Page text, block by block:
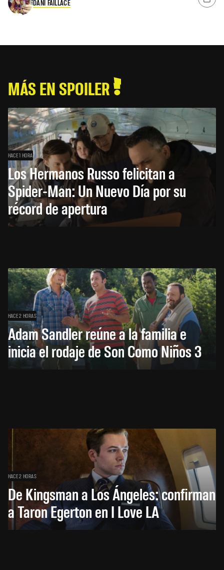
DANI FAILLACE
MÁS EN SPOILER
HACE 1 HORA
Los Hermanos Russo felicitan a
Spider-Man: Un Nuevo Día por su
récord de apertura
HACE 2 HORAS
Adam Sandler reúne a la familia e
inicia el rodaje de Son Como Niños 3
HACE 2 HORAS
De Kingsman a Los Ángeles: confirman
a Taron Egerton en I Love LA